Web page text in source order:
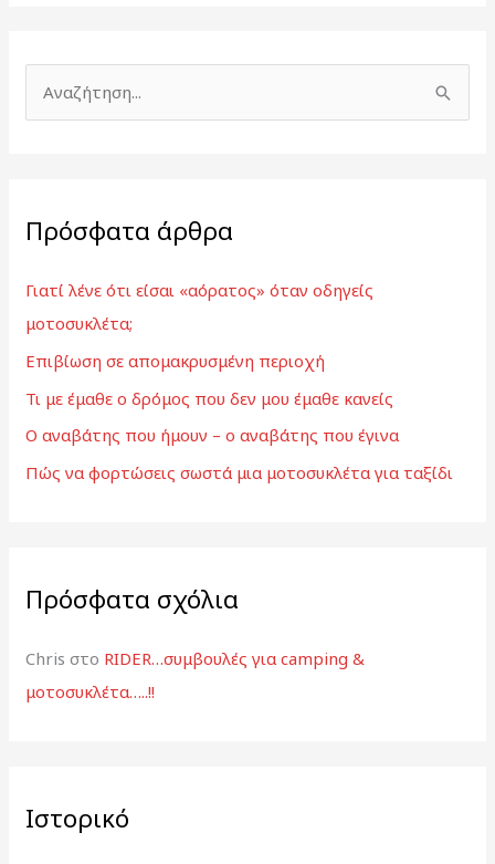
ή
η
σ
η
γ
ι
Πρόσφατα άρθρα
Γιατί λένε ότι είσαι «αόρατος» όταν οδηγείς
μοτοσυκλέτα;
Επιβίωση σε απομακρυσμένη περιοχή
Τι με έμαθε ο δρόμος που δεν μου έμαθε κανείς
Ο αναβάτης που ήμουν – ο αναβάτης που έγινα
Πώς να φορτώσεις σωστά μια μοτοσυκλέτα για ταξίδι
Πρόσφατα σχόλια
Chris στο RIDER…συμβουλές για camping &
μοτοσυκλέτα…..!!
Ιστορικό